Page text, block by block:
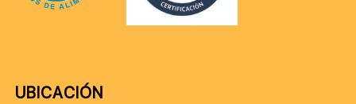
UBICACIÓN